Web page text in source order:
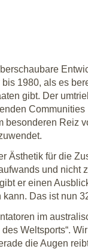
1980, als es
gibt. Der
Communities
besonderen Reiz
Ästhetik für die
und nicht
er einen
Das ist nun
im
Weltsports“.
die Augen